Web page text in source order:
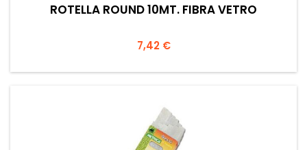
ROTELLA ROUND 10MT. FIBRA VETRO
Prezzo
7,42 €